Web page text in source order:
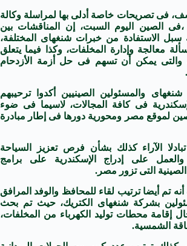
فى تصريحات خاصة أدلى بها لمراسلة وكالة
،فى الصين اليوم السبت، إن المناقشات بين
سبل الاستفادة من خبرات شنغهاى المختلفة،
معالجة وإدارة المخلفات، وكذا فيما يتعلق
والتى يمكن أن تسهم فى حل أزمة الأزدحام
والمسئولين الصينيين أكدوا ترحيبهم
فى كافة المجالات، لاسيما فى ضوء
لموقع مصر ومحورية دورها فى إطار مبادرة
الآراء كذلك بشأن فرص تعزيز السياحة
على إدراج الإسكندرية على برامج
التى تزور مصر.
تم أيضا ترتيب لقاء للمحافظ والوفد المرافق
بشركة شنغهاى الكتريك، حيث تم بحث
إقامة محطات توليد الكهرباء من المخلفات،
الشمسية.